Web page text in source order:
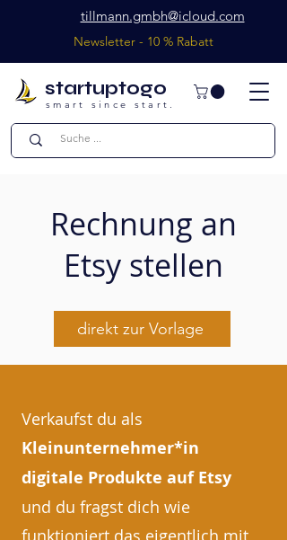
startuptogo
smart since start.
tillmann.gmbh@icloud.com
Newsletter - 10 % Rabatt
Rechnung an
Etsy stellen
direkt zur Vorlage
Verkaufst du als
Kleinunternehmer*in
digitale Produkte auf Etsy
und du fragst dich wie
funktioniert das eigentlich mit